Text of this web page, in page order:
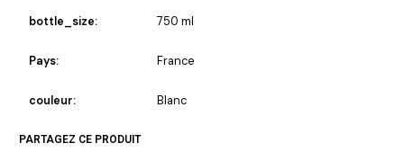
bottle_size: 750 ml
Pays: France
couleur: Blanc
PARTAGEZ CE PRODUIT